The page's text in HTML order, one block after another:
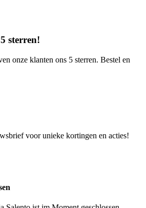
sterren!
onze klanten ons 5 sterren. Bestel en
voor unieke kortingen en acties!